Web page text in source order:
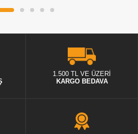
1.500 TL VE ÜZERİ
KARGO BEDAVA